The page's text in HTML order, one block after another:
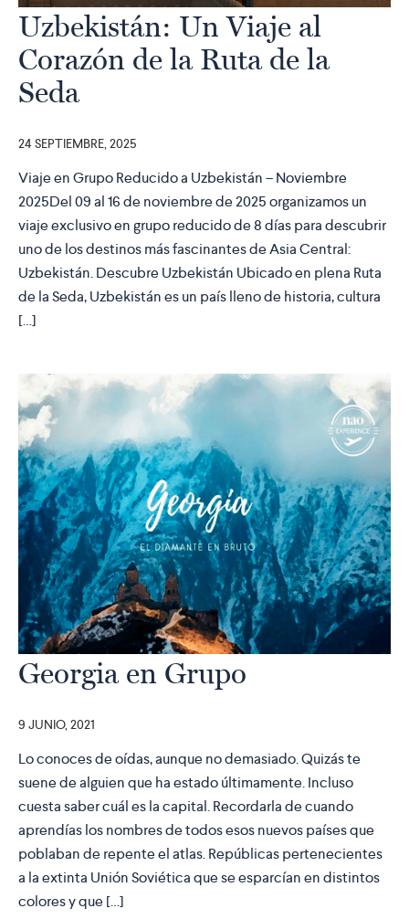
Uzbekistán: Un Viaje al
Corazón de la Ruta de la
Seda
24 SEPTIEMBRE, 2025
Viaje en Grupo Reducido a Uzbekistán – Noviembre
2025Del 09 al 16 de noviembre de 2025 organizamos un
viaje exclusivo en grupo reducido de 8 días para descubrir
uno de los destinos más fascinantes de Asia Central:
Uzbekistán. Descubre Uzbekistán Ubicado en plena Ruta
de la Seda, Uzbekistán es un país lleno de historia, cultura
[…]
Georgia en Grupo
9 JUNIO, 2021
Lo conoces de oídas, aunque no demasiado. Quizás te
suene de alguien que ha estado últimamente. Incluso
cuesta saber cuál es la capital. Recordarla de cuando
aprendías los nombres de todos esos nuevos países que
poblaban de repente el atlas. Repúblicas pertenecientes
a la extinta Unión Soviética que se esparcían en distintos
colores y que […]